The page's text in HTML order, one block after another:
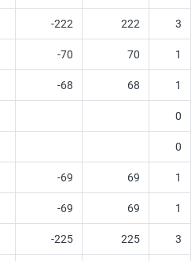
-222 222 3
-70 70 1
-68 68 1
0
0
-69 69 1
-69 69 1
-225 225 3